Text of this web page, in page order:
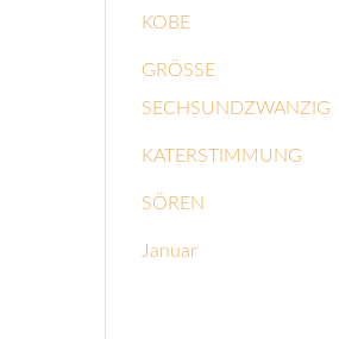
KOBE
GRÖSSE
SECHSUNDZWANZIG
KATERSTIMMUNG
SÖREN
Januar